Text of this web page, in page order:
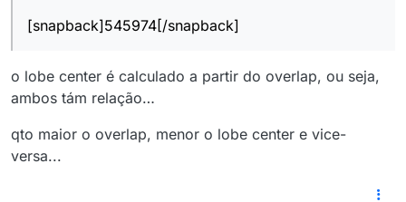
[snapback]545974[/snapback]
o lobe center é calculado a partir do overlap, ou seja,
ambos tám relação…
qto maior o overlap, menor o lobe center e vice-
versa...